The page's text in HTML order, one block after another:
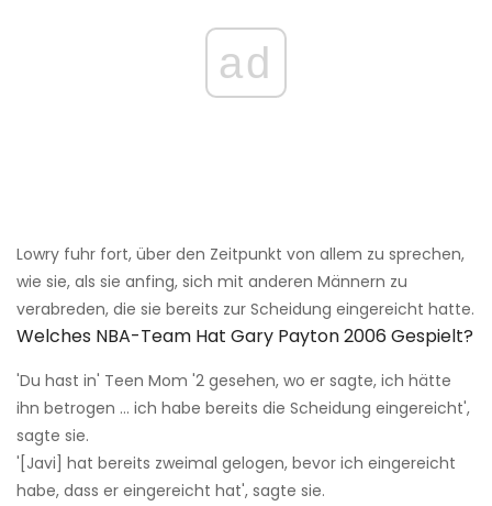
ad
Lowry fuhr fort, über den Zeitpunkt von allem zu sprechen,
wie sie, als sie anfing, sich mit anderen Männern zu
verabreden, die sie bereits zur Scheidung eingereicht hatte.
Welches NBA-Team Hat Gary Payton 2006 Gespielt?
'Du hast in' Teen Mom '2 gesehen, wo er sagte, ich hätte
ihn betrogen ... ich habe bereits die Scheidung eingereicht',
sagte sie.
'[Javi] hat bereits zweimal gelogen, bevor ich eingereicht
habe, dass er eingereicht hat', sagte sie.